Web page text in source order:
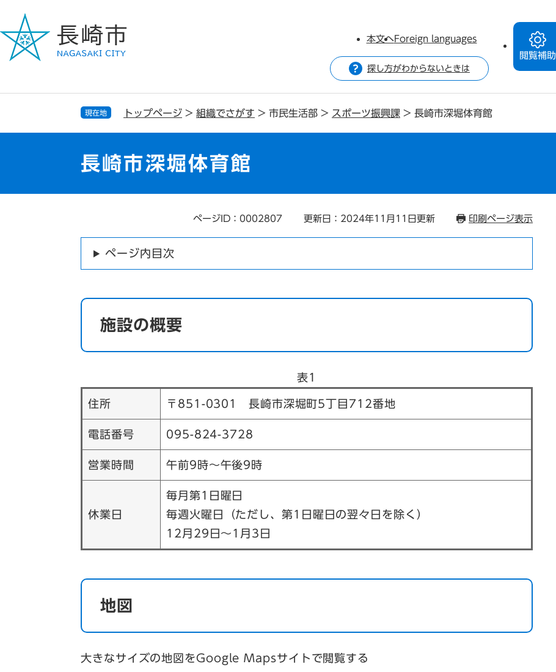
ジ
で
ュ
ば
閲覧補助
本文へForeign languages
探し方がわからないときは
現在地 トップページ > 組織でさがす > 市民生活部 > スポーツ振興課 > 長崎市深堀体育館
長崎市深堀体育館
ページID：0002807 更新日：2024年11月11日更新 印刷ページ表示
ページ内目次
施設の概要
表1
住所 〒851-0301 長崎市深堀町5丁目712番地
電話番号 095-824-3728
営業時間 午前9時～午後9時
休業日
毎月第1日曜日
毎週火曜日（ただし、第1日曜日の翌々日を除く）
12月29日～1月3日
地図
大きなサイズの地図をGoogle Mapsサイトで閲覧する